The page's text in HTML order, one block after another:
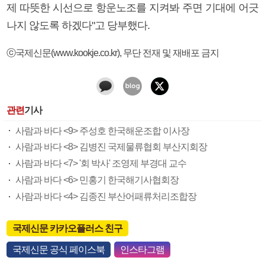
제 따뜻한 시선으로 항운노조를 지켜봐 주면 기대에 어긋
나지 않도록 하겠다"고 당부했다.
ⓒ국제신문(www.kookje.co.kr), 무단 전재 및 재배포 금지
관련기사
사람과 바다 <9> 주성호 한국해운조합 이사장
사람과 바다 <8> 김병진 국제물류협회 부산지회장
사람과 바다 <7> '회 박사' 조영제 부경대 교수
사람과 바다 <6> 민홍기 한국해기사협회장
사람과 바다 <4> 김종진 부산어패류처리조합장
국제신문 카카오플러스 친구
국제신문 공식 페이스북 인스타그램